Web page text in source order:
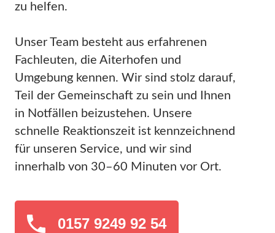
zu helfen.
Unser Team besteht aus erfahrenen
Fachleuten, die Aiterhofen und
Umgebung kennen. Wir sind stolz darauf,
Teil der Gemeinschaft zu sein und Ihnen
in Notfällen beizustehen. Unsere
schnelle Reaktionszeit ist kennzeichnend
für unseren Service, und wir sind
innerhalb von 30–60 Minuten vor Ort.
0157 9249 92 54